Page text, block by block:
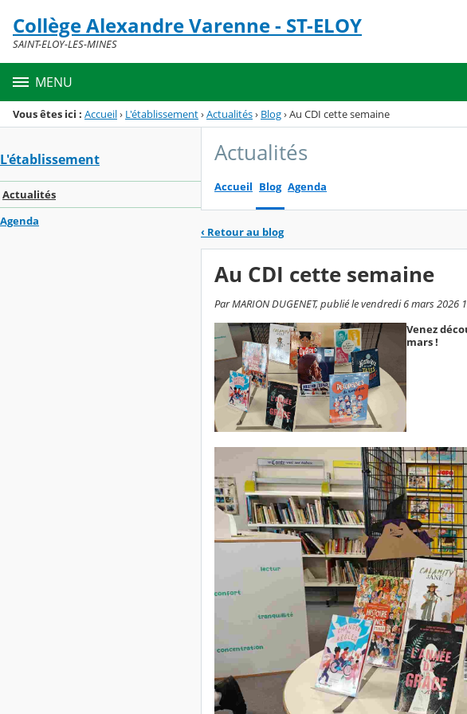
Menu de la rubrique
Contenu
Collège Alexandre Varenne - ST-ELOY
SAINT-ELOY-LES-MINES
MENU
Vous êtes ici : Accueil› L'établissement›Actualités› Blog›Au CDI cette semaine
L'établissement
Actualités
Agenda
Actualités
Accueil Blog Agenda
‹ Retour au blog
Au CDI cette semaine
Par MARION DUGENET, publié le vendredi 6 mars
Venez
mars !